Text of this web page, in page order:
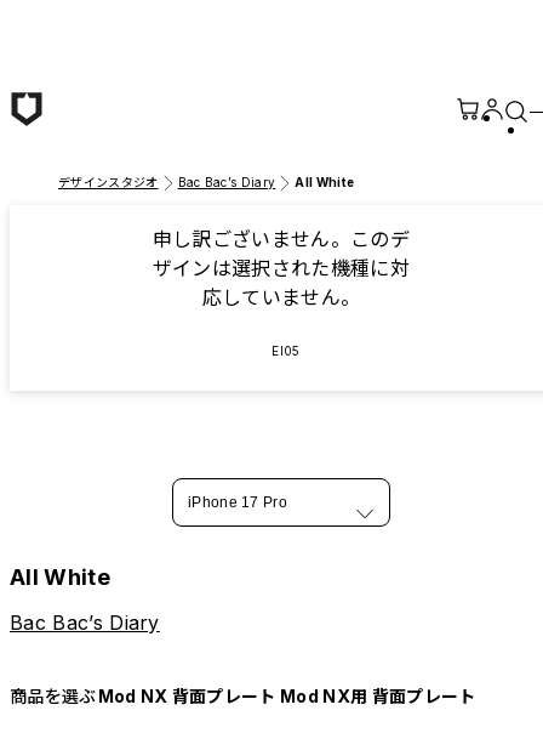
デザインスタジオ Bac Bac’s Diary All White
申し訳ございません。このデ
ザインは選択された機種に対
応していません。
EI05
iPhone 17 Pro
All White
Bac Bac’s Diary
商品を選ぶMod NX 背面プレート Mod NX用 背面プレート